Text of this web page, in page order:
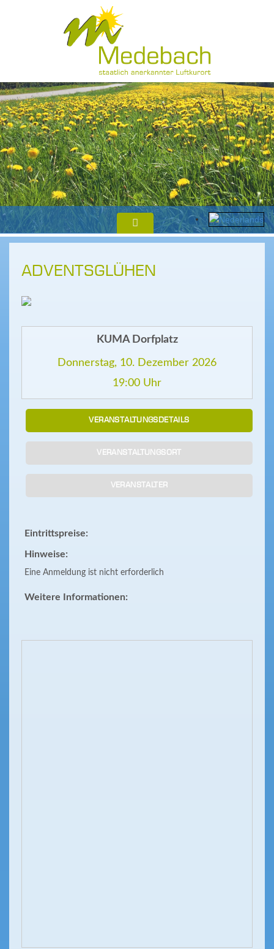
ADVENTSGLÜHEN
KUMA Dorfplatz
Donnerstag, 10. Dezember 2026
19:00 Uhr
VERANSTALTUNGSDETAILS
VERANSTALTUNGSORT
VERANSTALTER
Eintrittspreise:
Hinweise:
Eine Anmeldung ist nicht erforderlich
Weitere Informationen: